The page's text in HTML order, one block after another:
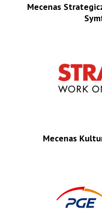
Mecenas
Mecenas